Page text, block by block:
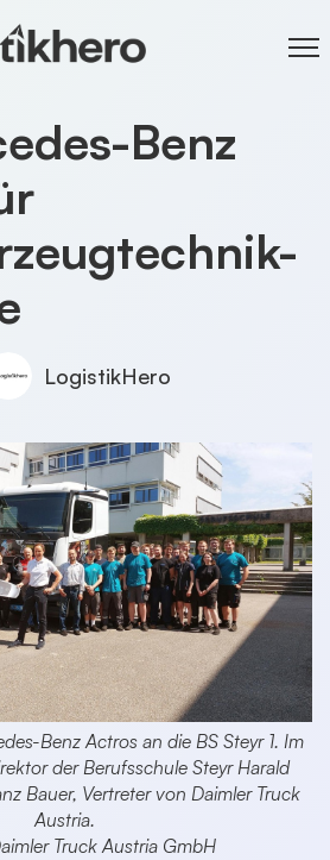
Benz
LogistikHero
Benz Actros an die BS Steyr 1. Im
der Berufsschule Steyr Harald
Bauer, Vertreter von Daimler Truck
Austria.
Truck Austria GmbH